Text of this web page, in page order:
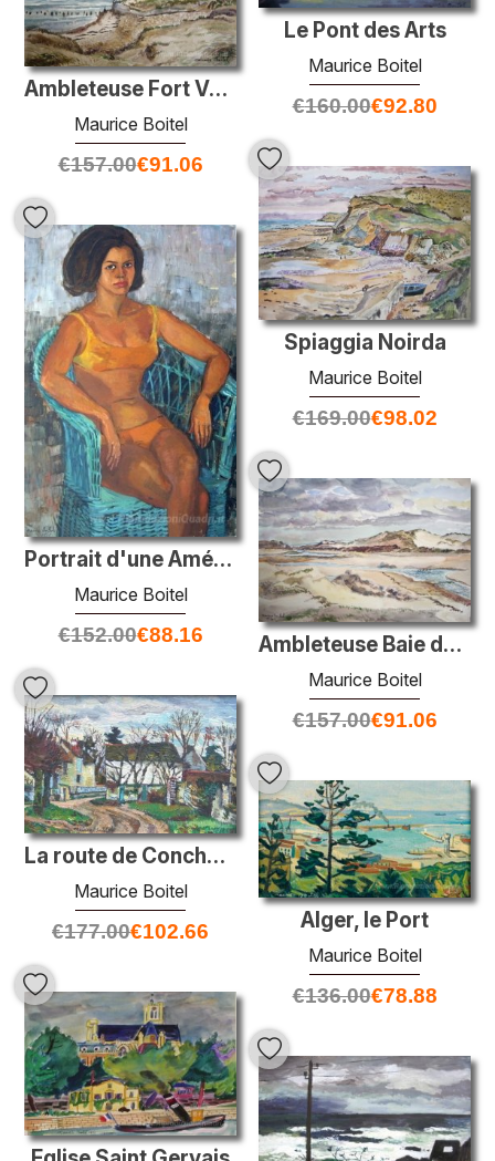
Le Pont des Arts
Maurice Boitel
€160.00€92.80
Ambleteuse Fort Vauban
Maurice Boitel
€157.00€91.06
Spiaggia Noirda
Maurice Boitel
€169.00€98.02
Portrait d'une Américaine
Maurice Boitel
€152.00€88.16 Ambleteuse Baie de la Slack
Maurice Boitel
€157.00€91.06
La route de Conches dans un village
Maurice Boitel
€177.00€102.66 Alger, le Port
Maurice Boitel
€136.00€78.88